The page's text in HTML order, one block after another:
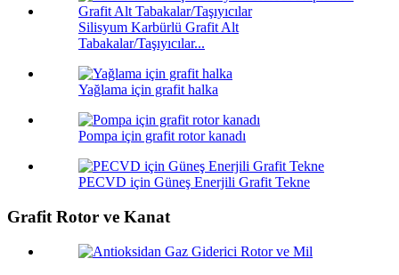
Silisyum Karbürlü Grafit Alt
Tabakalar/Taşıyıcılar...
Yağlama için grafit halka
Pompa için grafit rotor kanadı
PECVD için Güneş Enerjili Grafit Tekne
Grafit Rotor ve Kanat